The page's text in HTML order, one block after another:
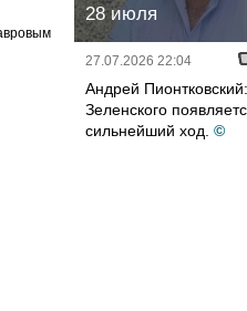
28 июля
27.07.2026 22:04
Андрей
Зеленского
сильнейший ход. ©